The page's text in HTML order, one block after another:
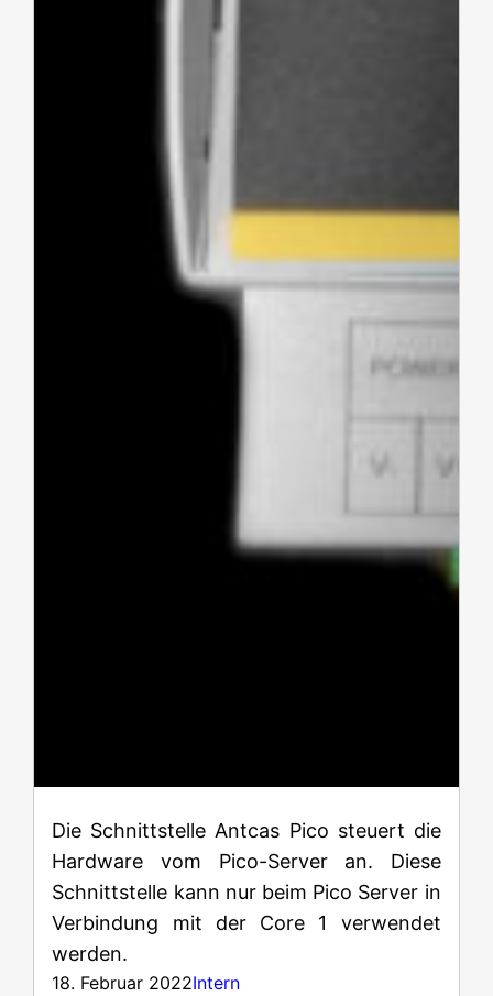
Die Schnittstelle Antcas Pico steuert die
Hardware vom Pico-Server an. Diese
Schnittstelle kann nur beim Pico Server in
Verbindung mit der Core 1 verwendet
werden.
18. Februar 2022Intern